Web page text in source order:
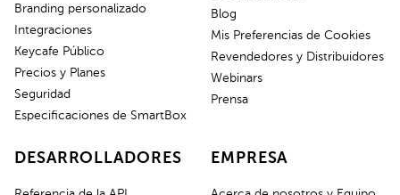
Branding personalizado
Integraciones
Keycafe Público
Precios y Planes
Seguridad
Especificaciones de SmartBox
Blog
Mis Preferencias de Cookies
Revendedores y Distribuidores
Webinars
Prensa
DESARROLLADORES EMPRESA